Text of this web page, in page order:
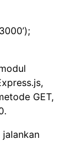
GET,
jalankan